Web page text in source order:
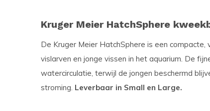
Kruger Meier HatchSphere
De Kruger Meier HatchSphere is een
vislarven en jonge vissen in het ­aquarium. De
watercirculatie, terwijl de jongen beschermd
stroming. Leverbaar in Small en Large.